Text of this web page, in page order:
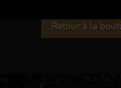
Retour à la